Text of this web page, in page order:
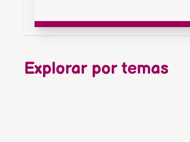
Explorar por temas